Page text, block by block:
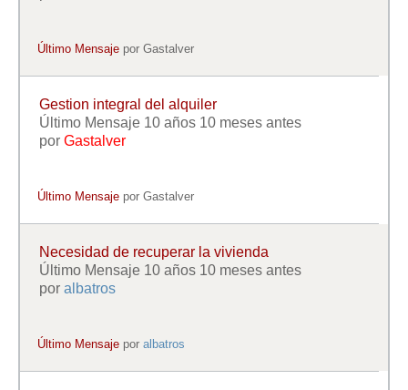
Último Mensaje porGastalver
Gestion integral del alquiler
Último Mensaje 10 años 10 meses antes
por Gastalver
Último Mensaje porGastalver
Necesidad de recuperar la vivienda
Último Mensaje 10 años 10 meses antes
por albatros
Último Mensaje poralbatros